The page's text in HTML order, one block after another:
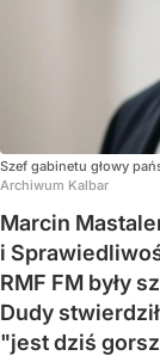
Szef gabinetu głowy
Archiwum Kalbar
Marcin
i
RMF FM były
Dudy
"jest dziś